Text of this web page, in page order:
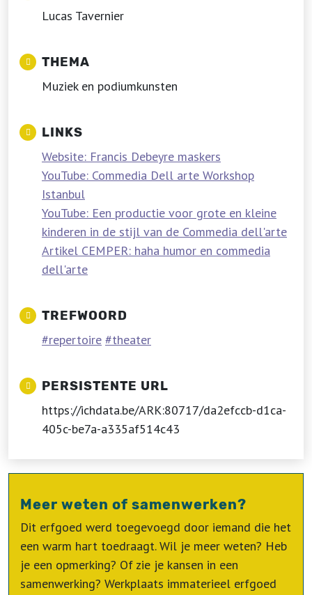
Lucas Tavernier
THEMA
Muziek en podiumkunsten
LINKS
Website: Francis Debeyre maskers
YouTube: Commedia Dell arte Workshop
Istanbul
YouTube: Een productie voor grote en kleine
kinderen in de stijl van de Commedia dell'arte
Artikel CEMPER: haha humor en commedia
dell'arte
TREFWOORD
repertoire theater
PERSISTENTE URL
https://ichdata.be/ARK:80717/da2efccb-d1ca-
405c-be7a-a335af514c43
Meer weten of samenwerken?
Dit erfgoed werd toegevoegd door iemand die het
een warm hart toedraagt. Wil je meer weten? Heb
je een opmerking? Of zie je kansen in een
samenwerking? Werkplaats immaterieel erfgoed